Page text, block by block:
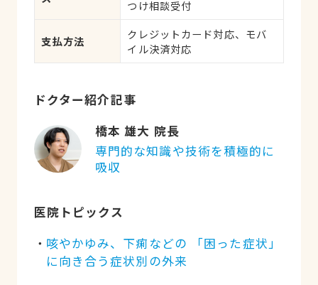
つけ相談受付
支払方法
クレジットカード対応、モバ
イル決済対応
ドクター紹介記事
橋本 雄大 院長
専門的な知識や技術を積極的に
吸収
医院トピックス
咳やかゆみ、下痢などの 「困った症状」
に向き合う症状別の外来